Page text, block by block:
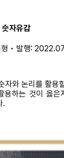
숫자유감
형 • 발행:
자와 논리를 활용
용하는 것이 옳
.